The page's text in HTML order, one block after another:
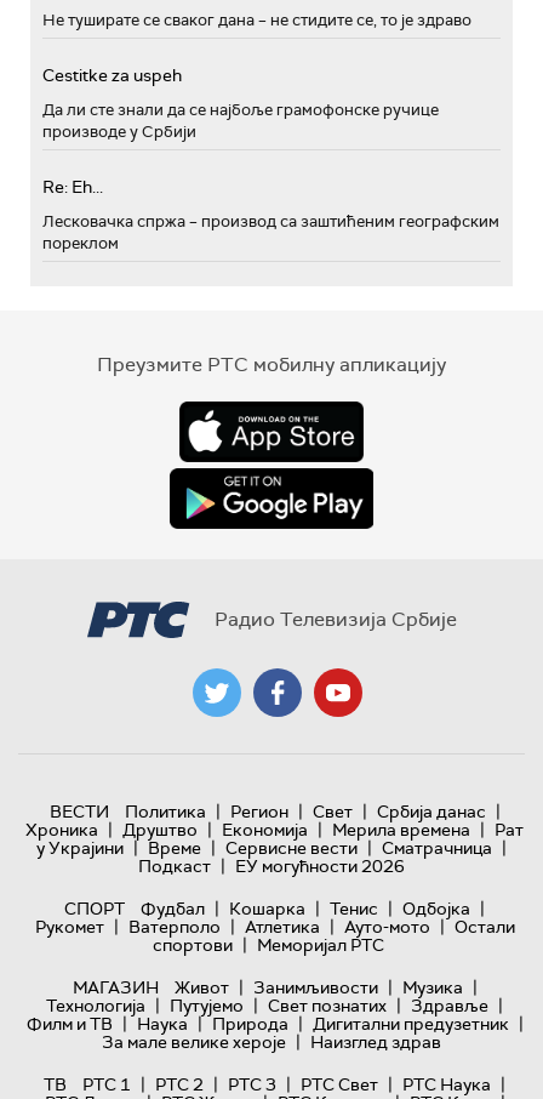
Не туширате се сваког дана – не стидите се, то је здраво
Cestitke za uspeh
Да ли сте знали да се најбоље грамофонске ручице
производе у Србији
Re: Eh...
Лесковачка спржа – производ са заштићеним географским
пореклом
Преузмите РТС мобилну апликацију
Радио Телевизија Србије
ВЕСТИ Политика | Регион | Свет | Србија данас |
Хроника | Друштво | Економија | Мерила времена | Рат
у Украјини | Време | Сервисне вести | Сматрачница |
Подкаст | ЕУ могућности 2026
СПОРТ
Фудбал | Кошарка | Тенис | Одбојка |
Рукомет | Ватерполо | Атлетика | Ауто-мото | Остали
спортови | Меморијал РТС
МАГАЗИН
Живот | Занимљивости | Музика |
Технологијa | Путујемо | Свет познатих | Здравље |
Филм и ТВ | Наука | Природа | Дигитални предузетник |
За мале велике хероје | Наизглед здрав
ТВ
РТС 1 | РТС 2 | РТС 3 | РТС Свет | РТС Наука |